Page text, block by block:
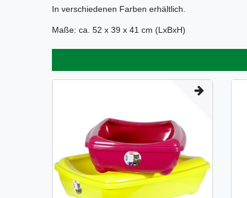
In verschiedenen Farben erhältlich.
Maße: ca. 52 x 39 x 41 cm (LxBxH)